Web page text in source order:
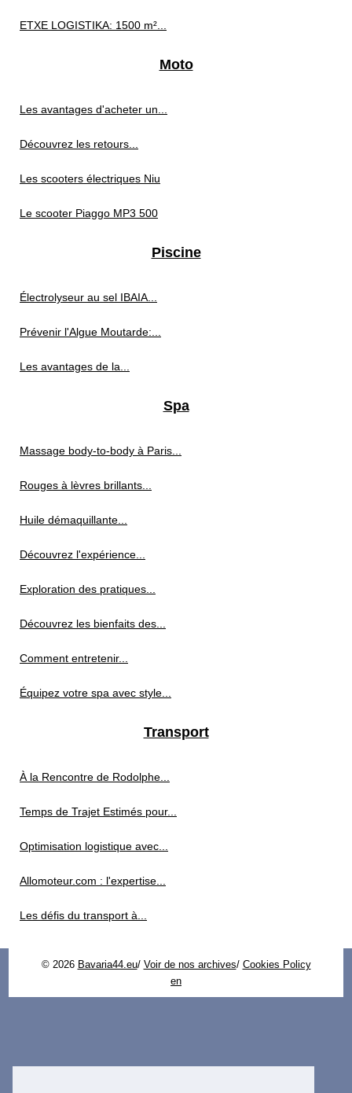
ETXE LOGISTIKA: 1500 m²...
Moto
Les avantages d'acheter un...
Découvrez les retours...
Les scooters électriques Niu
Le scooter Piaggo MP3 500
Piscine
Électrolyseur au sel IBAIA...
Prévenir l'Algue Moutarde:...
Les avantages de la...
Spa
Massage body-to-body à Paris...
Rouges à lèvres brillants...
Huile démaquillante...
Découvrez l'expérience...
Exploration des pratiques...
Découvrez les bienfaits des...
Comment entretenir...
Équipez votre spa avec style...
Transport
À la Rencontre de Rodolphe...
Temps de Trajet Estimés pour...
Optimisation logistique avec...
Allomoteur.com : l'expertise...
Les défis du transport à...
© 2026 Bavaria44.eu/ Voir de nos archives/ Cookies Policy
en